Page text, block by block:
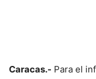
Caracas.- Para el